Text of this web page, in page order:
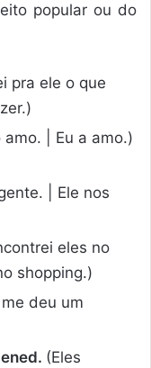
popular ou do
pra ele o que
| Eu a amo.)
| Ele nos
eles no
shopping.)
me deu um
(Eles